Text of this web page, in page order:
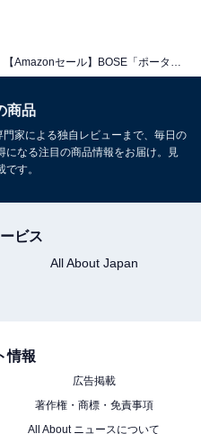
Speaker 大型
ー ワイヤレス 防水 最長
AUX入力対応 ブラック
2世代)」
商品
家による独自レビューまで、毎日の
になる注目の商品情報をお届け。見
す。
ビス
All About Japan
情報
広告掲載
著作権・商標・免責事項
All About ニュースについて